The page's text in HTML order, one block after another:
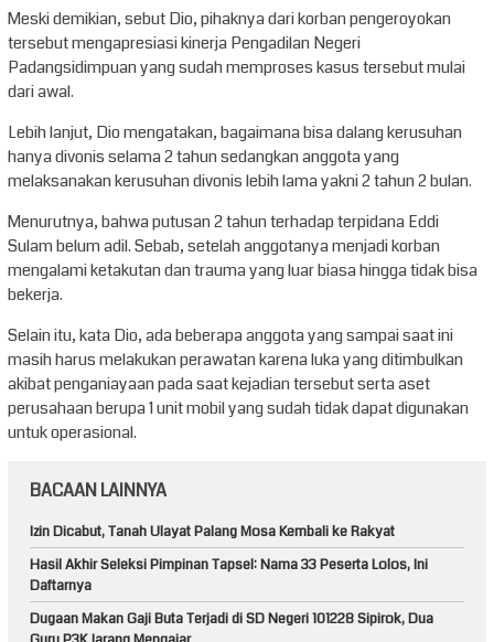
Meski demikian, sebut Dio, pihaknya dari korban pengeroyokan
tersebut mengapresiasi kinerja Pengadilan Negeri
Padangsidimpuan yang sudah memproses kasus tersebut mulai
dari awal.
Lebih lanjut, Dio mengatakan, bagaimana bisa dalang kerusuhan
hanya divonis selama 2 tahun sedangkan anggota yang
melaksanakan kerusuhan divonis lebih lama yakni 2 tahun 2 bulan.
Menurutnya, bahwa putusan 2 tahun terhadap terpidana Eddi
Sulam belum adil. Sebab, setelah anggotanya menjadi korban
mengalami ketakutan dan trauma yang luar biasa hingga tidak bisa
bekerja.
Selain itu, kata Dio, ada beberapa anggota yang sampai saat ini
masih harus melakukan perawatan karena luka yang ditimbulkan
akibat penganiayaan pada saat kejadian tersebut serta aset
perusahaan berupa 1 unit mobil yang sudah tidak dapat digunakan
untuk operasional.
BACAAN LAINNYA
Izin Dicabut, Tanah Ulayat Palang Mosa Kembali ke Rakyat
Hasil Akhir Seleksi Pimpinan Tapsel: Nama 33 Peserta Lolos, Ini
Daftarnya
Dugaan Makan Gaji Buta Terjadi di SD Negeri 101228 Sipirok, Dua